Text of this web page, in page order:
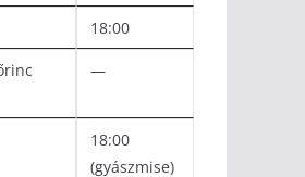
18:00
—
18:00
(gyászmise)